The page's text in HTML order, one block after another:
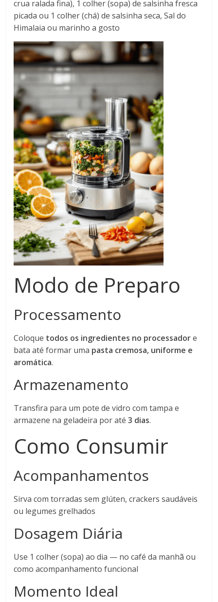
crua ralada fina), 1 colher (sopa) de salsinha fresca
picada ou 1 colher (chá) de salsinha seca, Sal do
Himalaia ou marinho a gosto
Modo de Preparo
Processamento
Coloque todos os ingredientes no processadore
bata até formar uma pasta cremosa, uniforme e
aromática.
Armazenamento
Transfira para um pote de vidro com tampa e
armazene na geladeira por até3 dias.
Como Consumir
Acompanhamentos
Sirva com torradas sem glúten, crackers saudáveis
ou legumes grelhados
Dosagem Diária
Use 1 colher (sopa) ao dia — no café da manhã ou
como acompanhamento funcional
Momento Ideal